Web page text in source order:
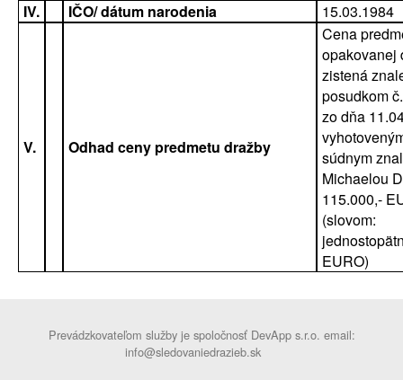
IV.
IČO/ dátum narodenia 15.03.1984
V. Odhad ceny predmetu dražby
Cena
opakovanej
zistená
posudkom
zo dňa
súdnym
Michaelou
115.000,-
(slovom:
EURO)
Prevádzkovateľom služby je spoločnosť DevApp s.r.o. email:
info@sledovaniedrazieb.sk